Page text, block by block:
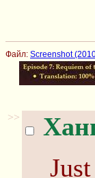
Файл: Screenshot
>>